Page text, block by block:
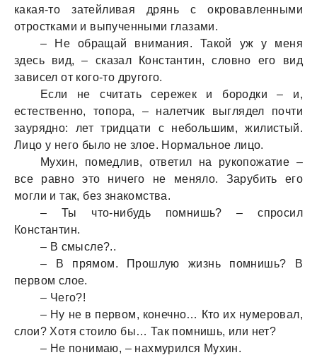
какая-то затейливая дрянь с окровавленными
отростками и выпученными глазами.
– Не обращай внимания. Такой уж у меня
здесь вид, – сказал Константин, словно его вид
зависел от кого-то другого.
Если не считать сережек и бородки – и,
естественно, топора, – налетчик выглядел почти
заурядно: лет тридцати с небольшим, жилистый.
Лицо у него было не злое. Нормальное лицо.
Мухин, помедлив, ответил на рукопожатие –
все равно это ничего не меняло. Зарубить его
могли и так, без знакомства.
– Ты что-нибудь помнишь? – спросил
Константин.
– В смысле?..
– В прямом. Прошлую жизнь помнишь? В
первом слое.
– Чего?!
– Ну не в первом, конечно… Кто их нумеровал,
слои? Хотя стоило бы… Так помнишь, или нет?
– Не понимаю, – нахмурился Мухин.